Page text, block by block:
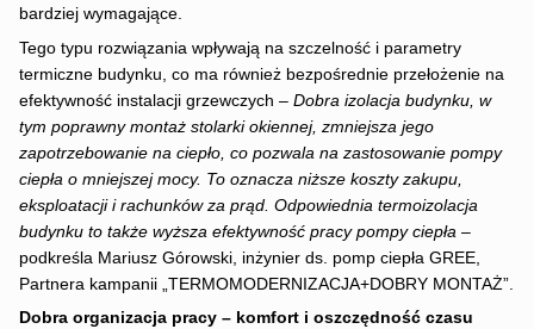
bardziej wymagające.
Tego typu rozwiązania wpływają na szczelność i parametry
termiczne budynku, co ma również bezpośrednie przełożenie na
efektywność instalacji grzewczych – Dobra izolacja budynku, w
tym poprawny montaż stolarki okiennej, zmniejsza jego
zapotrzebowanie na ciepło, co pozwala na zastosowanie pompy
ciepła o mniejszej mocy. To oznacza niższe koszty zakupu,
eksploatacji i rachunków za prąd. Odpowiednia termoizolacja
budynku to także wyższa efektywność pracy pompy ciepła –
podkreśla Mariusz Górowski, inżynier ds. pomp ciepła GREE,
Partnera kampanii „TERMOMODERNIZACJA+DOBRY MONTAŻ”.
Dobra organizacja pracy – komfort i oszczędność czasu